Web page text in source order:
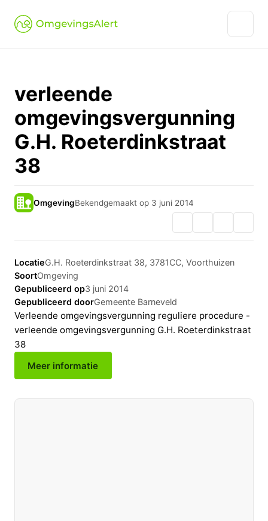
verleende
omgevingsvergunning
G.H. Roeterdinkstraat
38
OmgevingBekendgemaakt op 3 juni 2014
LocatieG.H. Roeterdinkstraat 38, 3781CC, Voorthuizen
SoortOmgeving
Gepubliceerd op3 juni 2014
Gepubliceerd doorGemeente Barneveld
Verleende omgevingsvergunning reguliere procedure -
verleende omgevingsvergunning G.H. Roeterdinkstraat
38
Meer informatie